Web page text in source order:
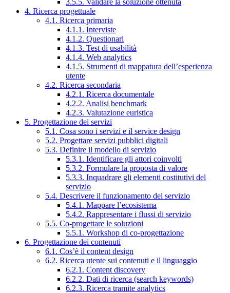
3.5.5. Validare la soluzione ottenuta
4. Ricerca progettuale
4.1. Ricerca primaria
4.1.1. Interviste
4.1.2. Questionari
4.1.3. Test di usabilità
4.1.4. Web analytics
4.1.5. Strumenti di mappatura dell’esperienza
utente
4.2. Ricerca secondaria
4.2.1. Ricerca documentale
4.2.2. Analisi benchmark
4.2.3. Valutazione euristica
5. Progettazione dei servizi
5.1. Cosa sono i servizi e il service design
5.2. Progettare servizi pubblici digitali
5.3. Definire il modello di servizio
5.3.1. Identificare gli attori coinvolti
5.3.2. Formulare la proposta di valore
5.3.3. Inquadrare gli elementi costitutivi del
servizio
5.4. Descrivere il funzionamento del servizio
5.4.1. Mappare l’ecosistema
5.4.2. Rappresentare i flussi di servizio
5.5. Co-progettare le soluzioni
5.5.1. Workshop di co-progettazione
6. Progettazione dei contenuti
6.1. Cos’è il content design
6.2. Ricerca utente sui contenuti e il linguaggio
6.2.1. Content discovery
6.2.2. Dati di ricerca (search keywords)
6.2.3. Ricerca tramite analytics